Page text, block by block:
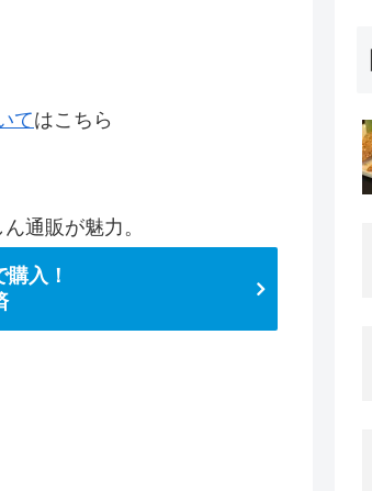
てはこちら
通販が魅力。
入！